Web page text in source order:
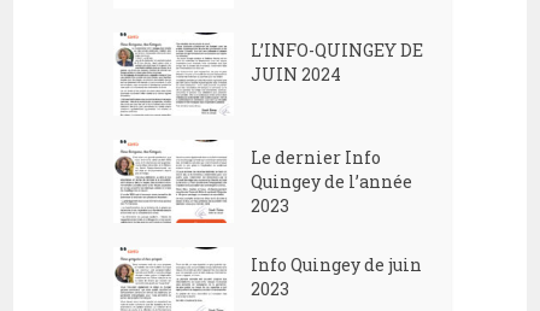
L’INFO-QUINGEY DE
JUIN 2024
Le dernier Info
Quingey de l’année
2023
Info Quingey de juin
2023